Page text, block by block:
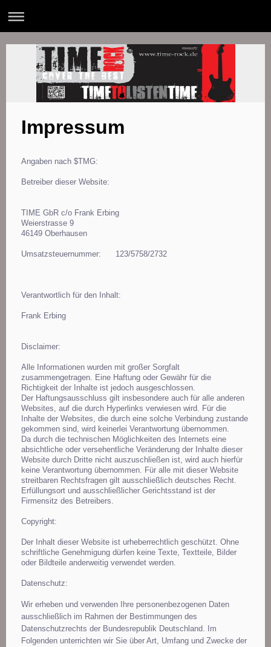
Impressum
Angaben nach $TMG:
Betreiber dieser Website:
TIME GbR c/o Frank Erbing
Weierstrasse 9
46149 Oberhausen
Umsatzsteuernummer: 123/5758/2732
Verantwortlich für den Inhalt:
Frank Erbing
Disclaimer:
Alle Informationen wurden mit großer Sorgfalt
zusammengetragen. Eine Haftung oder Gewähr für die
Richtigkeit der Inhalte ist jedoch ausgeschlossen.
Der Haftungsausschluss gilt insbesondere auch für alle anderen
Websites, auf die durch Hyperlinks verwiesen wird. Für die
Inhalte der Websites, die durch eine solche Verbindung zustande
gekommen sind, wird keinerlei Verantwortung übernommen.
Da durch die technischen Möglichkeiten des Internets eine
absichtliche oder versehentliche Veränderung der Inhalte dieser
Website durch Dritte nicht auszuschließen ist, wird auch hierfür
keine Verantwortung übernommen. Für alle mit dieser Website
streitbaren Rechtsfragen gilt ausschließlich deutsches Recht.
Erfüllungsort und ausschließlicher Gerichtsstand ist der
Firmensitz des Betreibers.
Copyright:
Der Inhalt dieser Website ist urheberrechtlich geschützt. Ohne
schriftliche Genehmigung dürfen keine Texte, Textteile, Bilder
oder Bildteile anderweitig verwendet werden.
Datenschutz:
Wir erheben und verwenden Ihre personenbezogenen Daten
ausschließlich im Rahmen der Bestimmungen des
Datenschutzrechts der Bundesrepublik Deutschland. Im
Folgenden unterrichten wir Sie über Art, Umfang und Zwecke der